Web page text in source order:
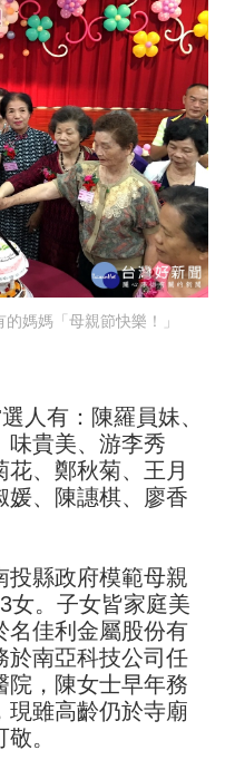
媽媽「母親節快樂！」
人有：陳羅員妹、
味貴美、游李秀
、鄭秋菊、王月
媛、陳譓棋、廖香
投縣政府模範母親
女。子女皆家庭美
名佳利金屬股份有
於南亞科技公司任
院，陳女士早年務
現雖高齡仍於寺廟
。